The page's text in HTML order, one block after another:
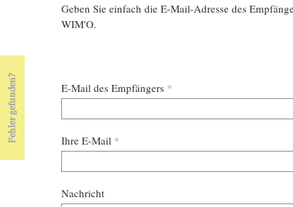
Geben Sie einfach die E-Mail-Adresse des
WIM'O.
E-Mail des Empfängers *
Ihre E-Mail *
Nachricht